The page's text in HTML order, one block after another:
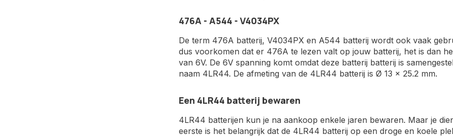
476A - A544 - V4034PX
De term 476A batterij, V4034PX en A544 batterij wordt ook vaak
dus voorkomen dat er 476A te lezen valt op jouw batterij, het is dan
van 6V. De 6V spanning komt omdat deze batterij batterij is
naam 4LR44. De afmeting van de 4LR44 batterij is Ø 13 x 25.2 mm.
Een 4LR44 batterij bewaren
4LR44 batterijen kun je na aankoop enkele jaren bewaren. Maar je
eerste is het belangrijk dat de 4LR44 batterij op een droge en koele